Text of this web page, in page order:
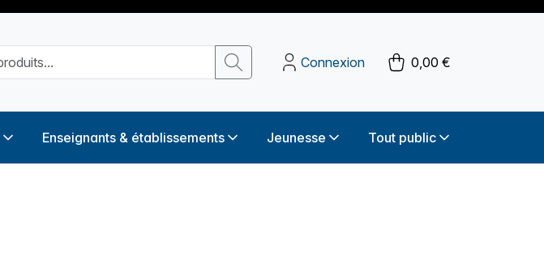
Connexion 0,00 €
Enseignants & établissements Jeunesse Tout public